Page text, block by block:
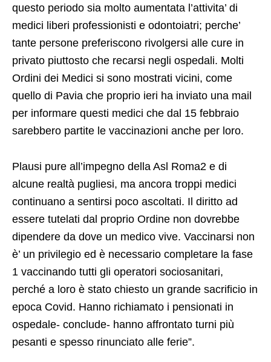
questo periodo sia molto aumentata l’attivita’ di
medici liberi professionisti e odontoiatri; perche’
tante persone preferiscono rivolgersi alle cure in
privato piuttosto che recarsi negli ospedali. Molti
Ordini dei Medici si sono mostrati vicini, come
quello di Pavia che proprio ieri ha inviato una mail
per informare questi medici che dal 15 febbraio
sarebbero partite le vaccinazioni anche per loro.
Plausi pure all’impegno della Asl Roma2 e di
alcune realtà pugliesi, ma ancora troppi medici
continuano a sentirsi poco ascoltati. Il diritto ad
essere tutelati dal proprio Ordine non dovrebbe
dipendere da dove un medico vive. Vaccinarsi non
è’ un privilegio ed è necessario completare la fase
1 vaccinando tutti gli operatori sociosanitari,
perché a loro è stato chiesto un grande sacrificio in
epoca Covid. Hanno richiamato i pensionati in
ospedale- conclude- hanno affrontato turni più
pesanti e spesso rinunciato alle ferie”.